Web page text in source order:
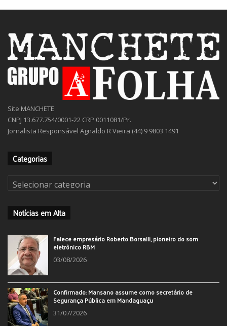
Site MANCHETE
CNPJ 13.677.754/0001-22 CRP 0011081/Pr.
Jornalista Responsável Agnaldo R Vieira (44) 9 9803 1491
Categorias
Categorias
Notícias em Alta
Falece empresário Roberto Borsalli, pioneiro do som
eletrônico RBM
03/08/2026
Confirmado: Mansano assume como secretário de
Segurança Pública em Mandaguaçu
31/07/2026